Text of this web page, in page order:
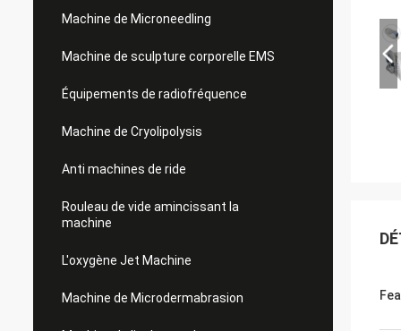
Machine de Microneedling
Machine de sculpture corporelle EMS
Équipements de radiofréquence
Machine de Cryolipolysis
Anti machines de ride
Rouleau de vide amincissant la
machine
L'oxygène Jet Machine
Machine de Microdermabrasion